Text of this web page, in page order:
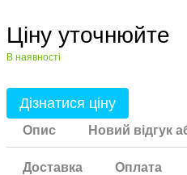
Ціну уточнюйте
В наявності
Дізнатися ціну
Опис Новий відгук
Доставка Оплата